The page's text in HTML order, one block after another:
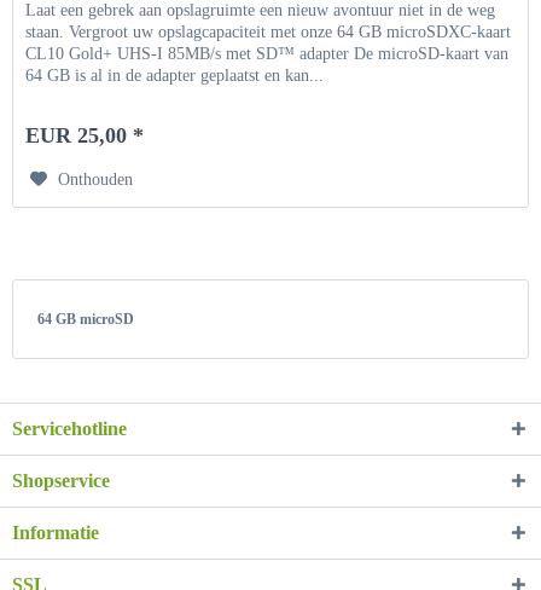
Laat een gebrek aan opslagruimte een nieuw avontuur niet in de weg
staan. Vergroot uw opslagcapaciteit met onze 64 GB microSDXC-kaart
CL10 Gold+ UHS-I 85MB/s met SD™ adapter De microSD-kaart van
64 GB is al in de adapter geplaatst en kan...
EUR 25,00 *
Onthouden
64 GB microSD
Servicehotline
Shopservice
Informatie
SSL